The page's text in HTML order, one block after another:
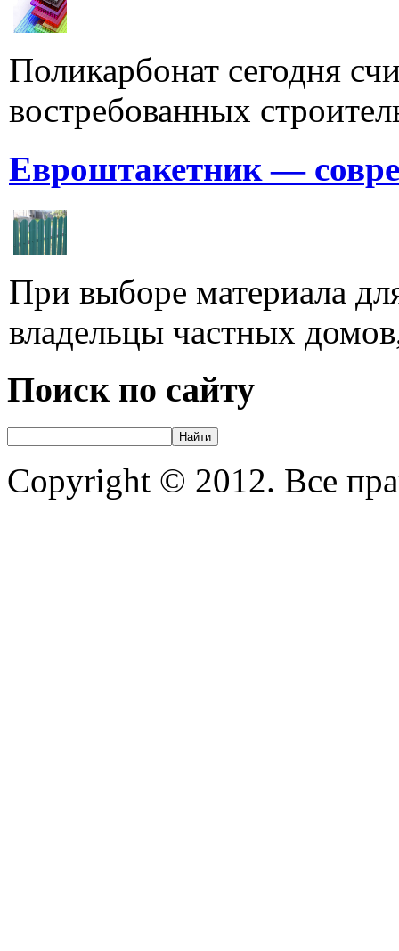
Поликарбонат сегодня
востребованных
Евроштакетник —
При выборе материала
владельцы частных
Поиск по сайту
Copyright © 2012. Все